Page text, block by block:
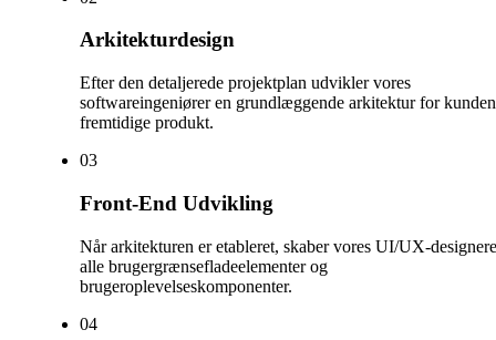
Arkitekturdesign
Efter den detaljerede projektplan udvikler vores
softwareingeniører en grundlæggende arkitektur for
fremtidige produkt.
03
Front-End Udvikling
Når arkitekturen er etableret, skaber vores UI/UX-designere
alle brugergrænsefladeelementer og
brugeroplevelseskomponenter.
04